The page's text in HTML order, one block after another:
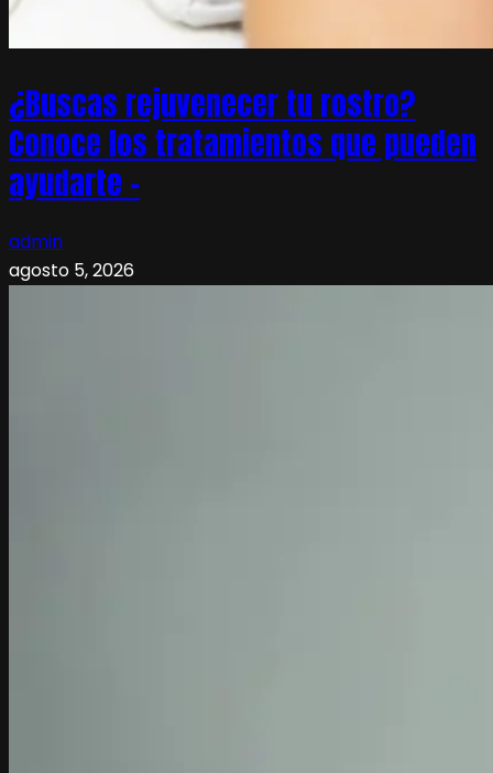
¿Buscas rejuvenecer tu rostro?
Conoce los tratamientos que pueden
ayudarte –
admin
agosto 5, 2026